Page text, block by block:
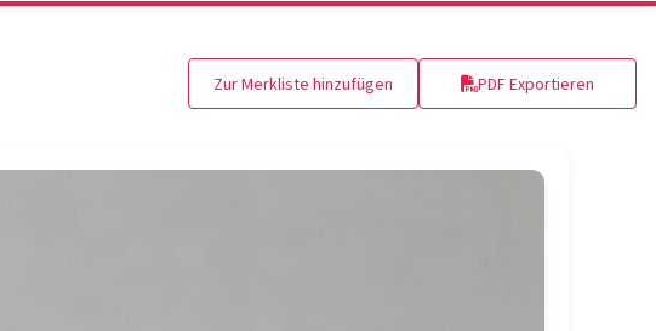
Zur Merkliste hinzufügen PDF Exportieren